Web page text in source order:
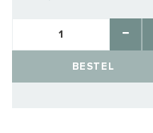
BESTEL